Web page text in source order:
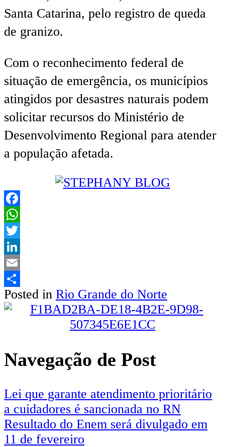
Santa Catarina, pelo registro de queda
de granizo.
Com o reconhecimento federal de
situação de emergência, os municípios
atingidos por desastres naturais podem
solicitar recursos do Ministério de
Desenvolvimento Regional para atender
a população afetada.
Facebook
WhatsApp
Twitter
LinkedIn
Email
Share
Posted in Rio Grande do Norte
Navegação de Post
Lei que garante atendimento prioritário
a cuidadores é sancionada no RN
Resultado do Enem será divulgado em
11 de fevereiro